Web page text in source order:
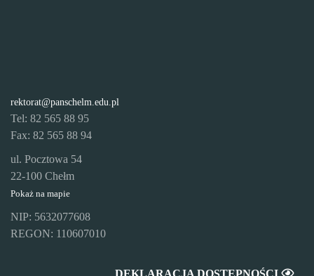
rektorat@panschelm.edu.pl
Tel: 82 565 88 95
Fax: 82 565 88 94
ul. Pocztowa 54
22-100 Chełm
Pokaż na mapie
NIP: 5632077608
REGON: 110607010
DEKLARACJA DOSTĘPNOŚCI